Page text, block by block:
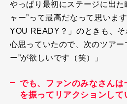
やっぱり最初にステージに出た
ャー”って最高だなって思いま
YOU READY？ 」のときも、
心思っていたので、次のツアー
ー”が欲しいです（笑）」
でも、ファンのみなさんは
を振ってリアクションして